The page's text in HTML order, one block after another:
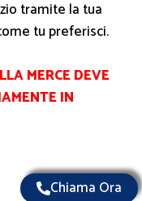
tramite la tua
tu preferisci.
MERCE DEVE
IN
Chiama Ora